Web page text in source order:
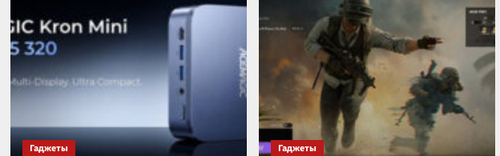
деле
люди
найден
затонувший
город
майя
Гаджеты Гаджеты